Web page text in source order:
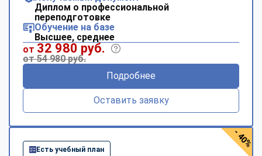
Диплом о профессиональной
переподготовке
Обучение на базе
Высшее, среднее
от 32 980 руб.
от 54 980 руб.
Подробнее
Оставить заявку
Есть учебный план
- 40%